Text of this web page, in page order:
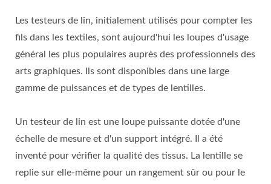
Les testeurs de lin, initialement utilisés pour compter les
fils dans les textiles, sont aujourd'hui les loupes d'usage
général les plus populaires auprès des professionnels des
arts graphiques. Ils sont disponibles dans une large
gamme de puissances et de types de lentilles.
Un testeur de lin est une loupe puissante dotée d'une
échelle de mesure et d'un support intégré. Il a été
inventé pour vérifier la qualité des tissus. La lentille se
replie sur elle-même pour un rangement sûr ou pour le